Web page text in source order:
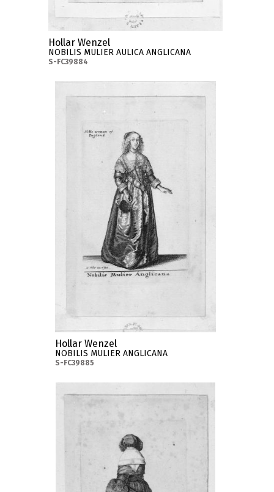
Hollar Wenzel
NOBILIS MULIER AULICA ANGLICANA
S-FC39884
Hollar Wenzel
NOBILIS MULIER ANGLICANA
S-FC39885